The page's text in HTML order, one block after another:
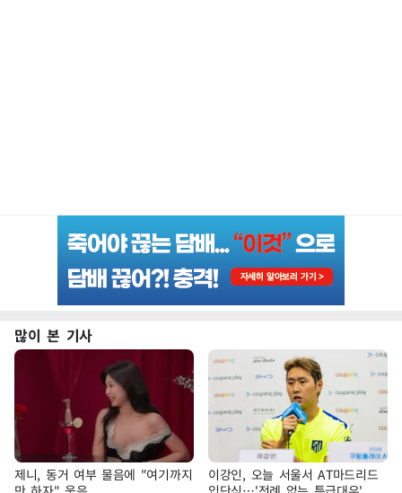
많이 본 기사
제니, 동거 여부 물음에 "여기까지
이강인, 오늘 서울서 AT마드리드